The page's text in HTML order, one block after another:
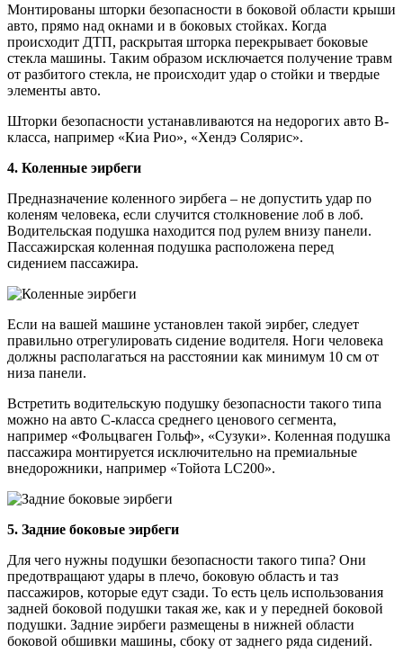
Монтированы шторки безопасности в боковой области крыши
авто, прямо над окнами и в боковых стойках. Когда
происходит ДТП, раскрытая шторка перекрывает боковые
стекла машины. Таким образом исключается получение травм
от разбитого стекла, не происходит удар о стойки и твердые
элементы авто.
Шторки безопасности устанавливаются на недорогих авто B-
класса, например «Киа Рио», «Хендэ Солярис».
4. Коленные эирбеги
Предназначение коленного эирбега – не допустить удар по
коленям человека, если случится столкновение лоб в лоб.
Водительская подушка находится под рулем внизу панели.
Пассажирская коленная подушка расположена перед
сидением пассажира.
Если на вашей машине установлен такой эирбег, следует
правильно отрегулировать сидение водителя. Ноги человека
должны располагаться на расстоянии как минимум 10 см от
низа панели.
Встретить водительскую подушку безопасности такого типа
можно на авто С-класса среднего ценового сегмента,
например «Фольцваген Гольф», «Сузуки». Коленная подушка
пассажира монтируется исключительно на премиальные
внедорожники, например «Тойота LC200».
5. Задние боковые эирбеги
Для чего нужны подушки безопасности такого типа? Они
предотвращают удары в плечо, боковую область и таз
пассажиров, которые едут сзади. То есть цель использования
задней боковой подушки такая же, как и у передней боковой
подушки. Задние эирбеги размещены в нижней области
боковой обшивки машины, сбоку от заднего ряда сидений.